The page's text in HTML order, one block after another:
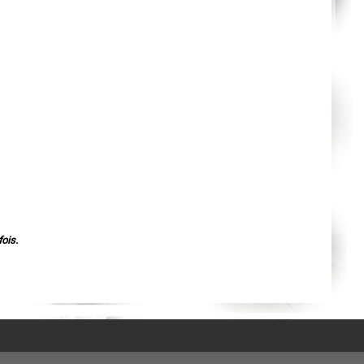
Le Mans
Chambéry